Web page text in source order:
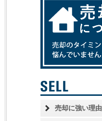
売却に強い理由